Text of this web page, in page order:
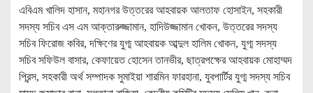
এবিএম খালিদ হাসান, মহানগর উত্তরের আহবায়ক আলতাফ হোসাইন, সহকারী
সদস্য সচিব এস এম আক্তারুজ্জামান, হাদিউজ্জামান খোকন, উত্তরের সদস্য
সচিব ফিরোজ কবির, দক্ষিণের যুগ্ম আহবায়ক আব্দুল হালিম খোকন, যুগ্ম সদস্য
সচিব সফিউল বাসার, কেফায়েত হোসেন তানভীর, ছাত্রপক্ষের আহবায়ক মোহাম্মদ
প্রিন্স, সহকারী অর্থ সম্পাদক সুমাইয়া শারমিন ফারহানা, যুবপার্টির যুগ্ম সদস্য সচিব